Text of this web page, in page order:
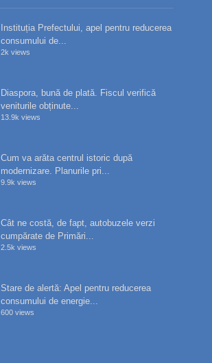
Instituția Prefectului, apel pentru reducerea
consumului de...
2k views
Diaspora, bună de plată. Fiscul verifică
veniturile obținute...
13.9k views
Cum va arăta centrul istoric după
modernizare. Planurile pri...
9.9k views
Cât ne costă, de fapt, autobuzele verzi
cumpărate de Primări...
2.5k views
Stare de alertă: Apel pentru reducerea
consumului de energie...
600 views